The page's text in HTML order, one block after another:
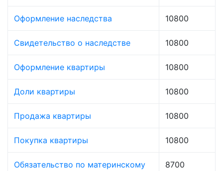
Оформление наследства 10800
Свидетельство о наследстве 10800
Оформление квартиры 10800
Доли квартиры 10800
Продажа квартиры 10800
Покупка квартиры 10800
Обязательство по материнскому
8700